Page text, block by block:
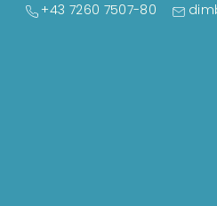
+43 7260 7507-80